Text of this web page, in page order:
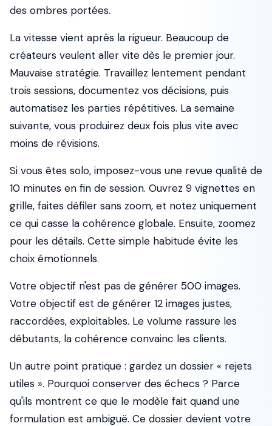
des ombres portées.
La vitesse vient après la rigueur. Beaucoup de
créateurs veulent aller vite dès le premier jour.
Mauvaise stratégie. Travaillez lentement pendant
trois sessions, documentez vos décisions, puis
automatisez les parties répétitives. La semaine
suivante, vous produirez deux fois plus vite avec
moins de révisions.
Si vous êtes solo, imposez-vous une revue qualité de
10 minutes en fin de session. Ouvrez 9 vignettes en
grille, faites défiler sans zoom, et notez uniquement
ce qui casse la cohérence globale. Ensuite, zoomez
pour les détails. Cette simple habitude évite les
choix émotionnels.
Votre objectif n'est pas de générer 500 images.
Votre objectif est de générer 12 images justes,
raccordées, exploitables. Le volume rassure les
débutants, la cohérence convainc les clients.
Un autre point pratique : gardez un dossier « rejets
utiles ». Pourquoi conserver des échecs ? Parce
qu'ils montrent ce que le modèle fait quand une
formulation est ambiguë. Ce dossier devient votre